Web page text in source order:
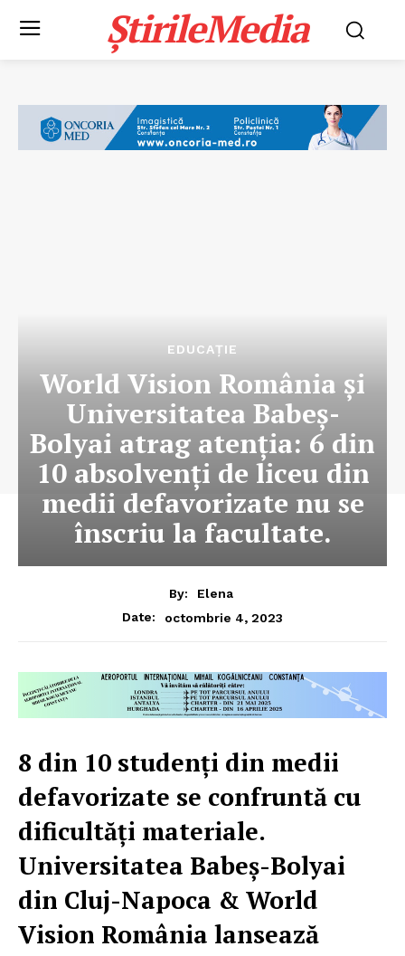
ȘtirileMedia
EDUCAȚIE
World Vision România şi
Universitatea Babeş-
Bolyai atrag atenţia: 6 din
10 absolvenţi de liceu din
medii defavorizate nu se
înscriu la facultate.
By:
Elena
Date:
octombrie 4, 2023
8 din 10 studenţi din medii
defavorizate se confruntă cu
dificultăţi materiale.
Universitatea Babeş-Bolyai
din Cluj-Napoca & World
Vision România lansează